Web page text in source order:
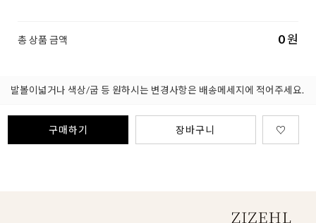
총 상품 금액 0원
발볼이넓거나 색상/굽 등 원하시는 변경사항은 배송메세지에 적어주세요.
구매하기 장바구니 ♡